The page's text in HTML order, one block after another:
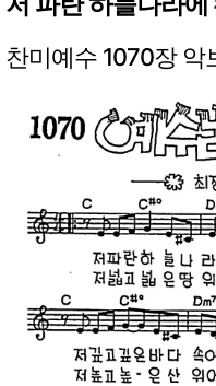
찬미예수 1070장 악